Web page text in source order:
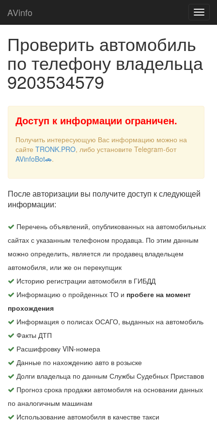
AVinfo
Проверить автомобиль
по телефону владельца
9203534579
Доступ к информации ограничен.
Получить интересующую Вас информацию можно на
сайте TRONK.PRO, либо установите Telegram-бот
AVinfoBot🚗.
После авторизации вы получите доступ к следующей
информации:
Перечень объявлений, опубликованных на автомобильных
сайтах с указанным телефоном продавца. По этим данным
можно определить, является ли продавец владельцем
автомобиля, или же он перекупщик
Историю регистрации автомобиля в ГИБДД
Информацию о пройденных ТО и пробеге на момент
прохождения
Информация о полисах ОСАГО, выданных на автомобиль
Факты ДТП
Расшифровку VIN-номера
Данные по нахождению авто в розыске
Долги владельца по данным Службы Судебных Приставов
Прогноз срока продажи автомобиля на основании данных
по аналогичным машинам
Использование автомобиля в качестве такси